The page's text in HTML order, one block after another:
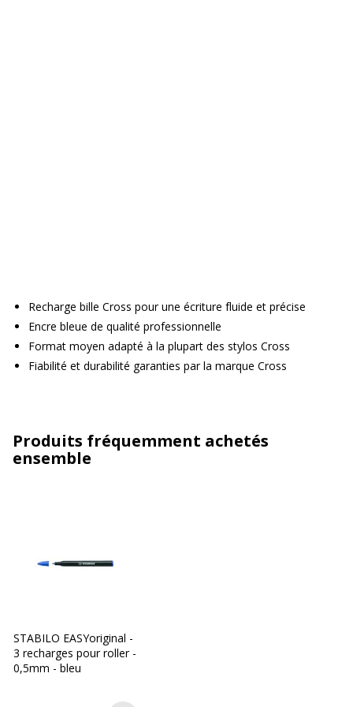
Recharge bille Cross pour une écriture fluide et précise
Encre bleue de qualité professionnelle
Format moyen adapté à la plupart des stylos Cross
Fiabilité et durabilité garanties par la marque Cross
Produits fréquemment achetés
ensemble
STABILO EASYoriginal -
3 recharges pour roller -
0,5mm - bleu